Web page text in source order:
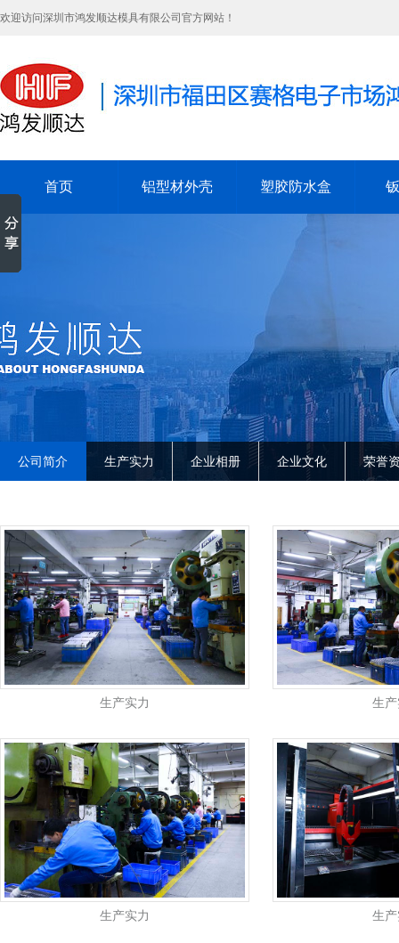
欢迎访问深圳市鸿发顺达模具有限公司官方网站！
首页 铝型材外壳 塑胶防水盒
公司简介 生产实力 企业相册 企业文化 荣誉
生产实力 生
生产实力 生